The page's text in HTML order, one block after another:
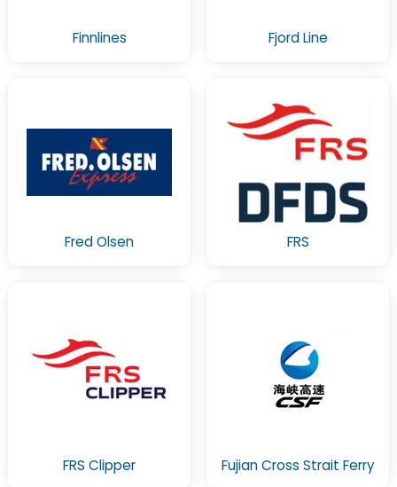
Finnlines Fjord Line
Fred Olsen FRS
FRS Clipper Fujian Cross Strait Ferry